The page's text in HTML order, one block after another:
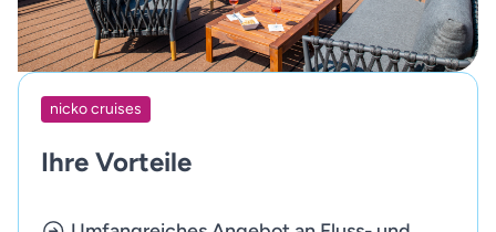
nicko cruises
Ihre Vorteile